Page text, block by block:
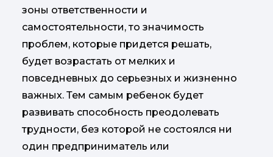
зоны ответственности и
самостоятельности, то значимость
проблем, которые придется решать,
будет возрастать от мелких и
повседневных до серьезных и жизненно
важных. Тем самым ребенок будет
развивать способность преодолевать
трудности, без которой не состоялся ни
один предприниматель или